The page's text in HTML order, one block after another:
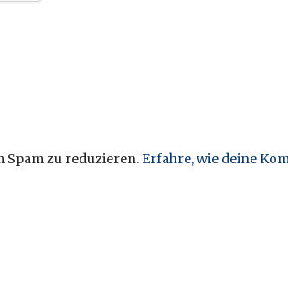
Spam zu reduzieren.Erfahre, wie deine